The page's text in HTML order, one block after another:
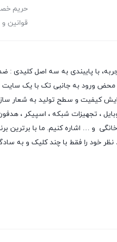
حریم
قوانین
با پایبندی به سه اصل کلیدی
محض ورود به جانبی تک با یک
کیفیت و سطح تولید به
، تجهیزات شبکه ، اسپیکر ،
و … اشاره کنیم. ما با برترین
نظر خود را فقط با چند کلیک و به